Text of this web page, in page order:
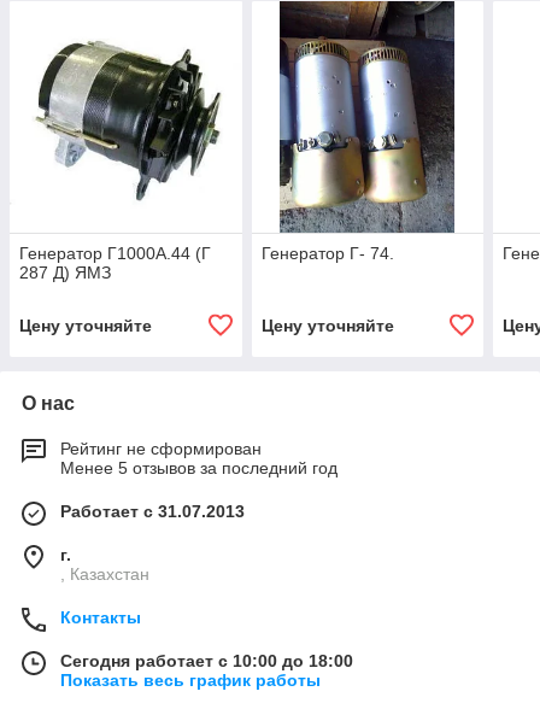
Генератор Г1000А.44 (Г
287 Д) ЯМЗ
Цену уточняйте
Генератор Г- 74.
Цену уточняйте
О нас
Рейтинг не сформирован
Менее 5 отзывов за последний год
Работает с 31.07.2013
г.
, Казахстан
Контакты
Сегодня работает с 10:00 до 18:00
Показать весь график работы